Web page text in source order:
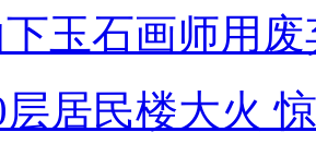
玉石画师用
层居民楼大火